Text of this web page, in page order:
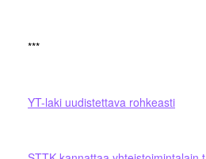
***
YT-laki uudistettava rohkeasti